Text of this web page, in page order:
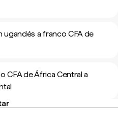
ugandés a franco CFA de
CFA de África Central a